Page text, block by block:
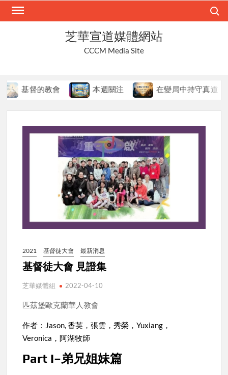
Skip
芝華宣道媒體網站
CCCM Media Site
本週關注 在變局中持守真道 本週關注
2021 基督徒大會 最新消息
基督徒大會 見證集
芝華媒體組 2022-04-10
匹茲堡歐克蘭華人教會
作者：Jason, 香英，張雲，秀榮，Yuxiang，
Veronica，阿湖牧師
Part I–弟兄姐妹篇